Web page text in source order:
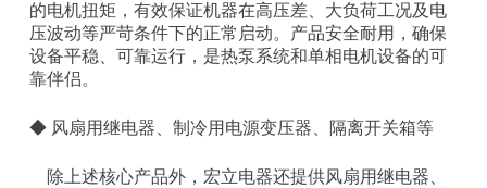
的电机扭矩，有效保证机器在高压差、大负荷工况及电
压波动等严苛条件下的正常启动。产品安全耐用，确保
设备平稳、可靠运行，是热泵系统和单相电机设备的可
靠伴侣。
◆ 风扇用继电器、制冷用电源变压器、隔离开关箱等
除上述核心产品外，宏立电器还提供风扇用继电器、